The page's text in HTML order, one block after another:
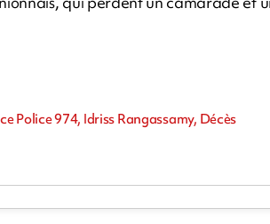
Police 974, Idriss Rangassamy, Décès